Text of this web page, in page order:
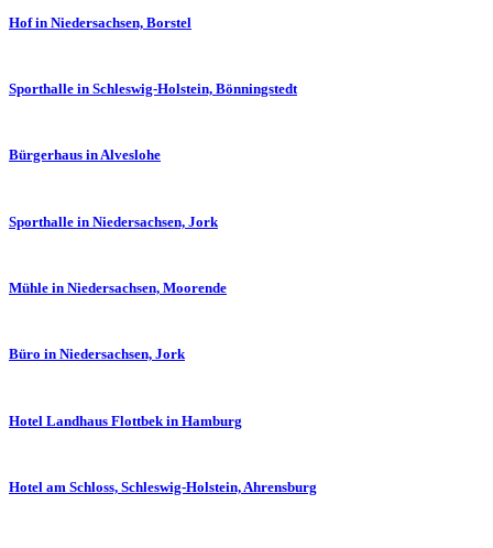
Hof in Niedersachsen, Borstel
Sporthalle in Schleswig-Holstein, Bönningstedt
Bürgerhaus in Alveslohe
Sporthalle in Niedersachsen, Jork
Mühle in Niedersachsen, Moorende
Büro in Niedersachsen, Jork
Hotel Landhaus Flottbek in Hamburg
Hotel am Schloss, Schleswig-Holstein, Ahrensburg